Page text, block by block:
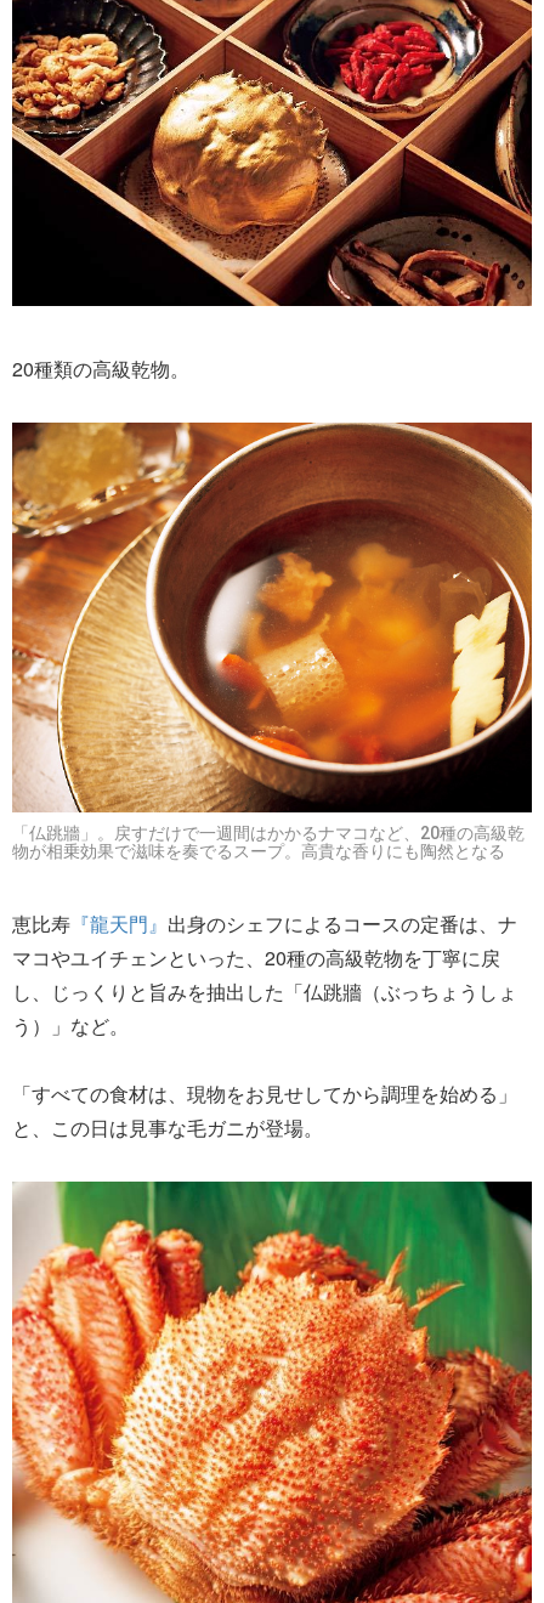
20種類の高級乾物。
「仏跳牆」。戻すだけで一週間はかかるナマコなど、20種の高級乾
物が相乗効果で滋味を奏でるスープ。高貴な香りにも陶然となる
恵比寿 『龍天門』 出身のシェフによるコースの定番は、ナ
マコやユイチェンといった、20種の高級乾物を丁寧に戻
し、じっくりと旨みを抽出した「仏跳牆（ぶっちょうしょ
う）」など。
「すべての食材は、現物をお見せしてから調理を始める」
と、この日は見事な毛ガニが登場。